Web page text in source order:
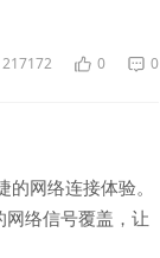
217172 0 0
网络连接体验。
络信号覆盖，让